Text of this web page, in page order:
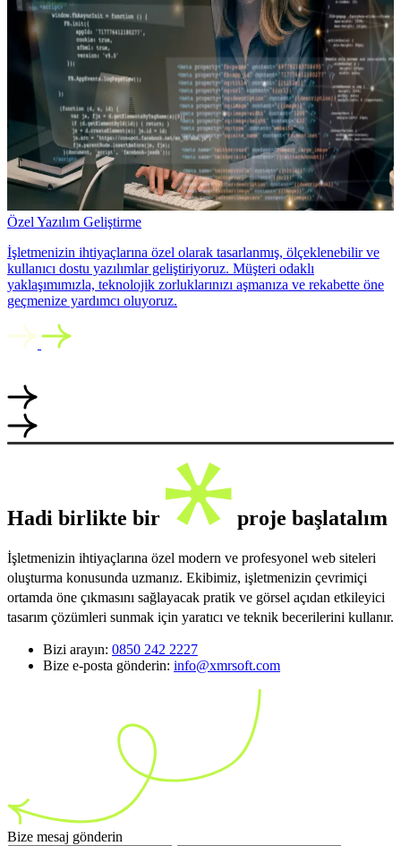
Özel Yazılım Geliştirme
İşletmenizin ihtiyaçlarına özel olarak tasarlanmış, ölçeklenebilir ve
kullanıcı dostu yazılımlar geliştiriyoruz. Müşteri odaklı
yaklaşımımızla, teknolojik zorluklarınızı aşmanıza ve rekabette öne
geçmenize yardımcı oluyoruz.
Hadi birlikte bir proje başlatalım
İşletmenizin ihtiyaçlarına özel modern ve profesyonel web siteleri
oluşturma konusunda uzmanız. Ekibimiz, işletmenizin çevrimiçi
ortamda öne çıkmasını sağlayacak pratik ve görsel açıdan etkileyici
tasarım çözümleri sunmak için yaratıcı ve teknik becerilerini kullanır.
Bizi arayın: 0850 242 2227
Bize e-posta gönderin: info@xmrsoft.com
Bize mesaj gönderin